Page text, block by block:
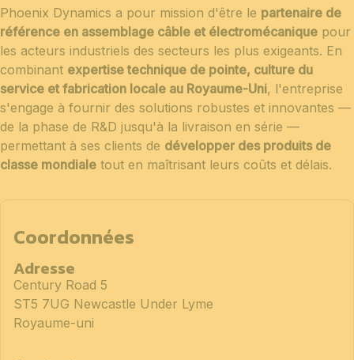
Phoenix Dynamics a pour mission d'être le partenaire de
référence en assemblage câble et électromécanique pour
les acteurs industriels des secteurs les plus exigeants. En
combinant expertise technique de pointe, culture du
service et fabrication locale au Royaume-Uni, l'entreprise
s'engage à fournir des solutions robustes et innovantes —
de la phase de R&D jusqu'à la livraison en série —
permettant à ses clients de développer des produits de
classe mondiale tout en maîtrisant leurs coûts et délais.
Coordonnées
Adresse
Century Road 5
ST5 7UG Newcastle Under Lyme
Royaume-uni